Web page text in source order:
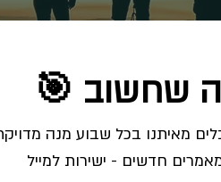
שחשוב 🎯
חדשים - ישירות למייל